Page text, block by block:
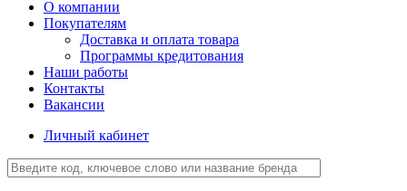
О компании
Покупателям
Доставка и оплата товара
Программы кредитования
Наши работы
Контакты
Вакансии
Личный кабинет